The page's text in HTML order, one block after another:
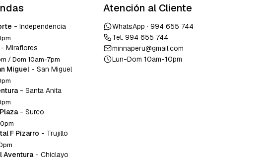
- Independencia
- Miraflores
/ Dom 10am-7pm
Miguel - San Miguel
- Santa Anita
- Surco
F Pizarro - Trujillo
Aventura - Chiclayo
Atención al Cliente
WhatsApp · 994 655 744
Tel. 994 655 744
minnaperu@gmail.com
Lun-Dom 10am-10pm